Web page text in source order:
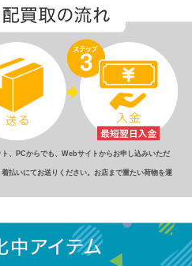
、PCからでも、Webサイトからお申し込みいただ
払いにてお送りください。お店まで重たい荷物を運